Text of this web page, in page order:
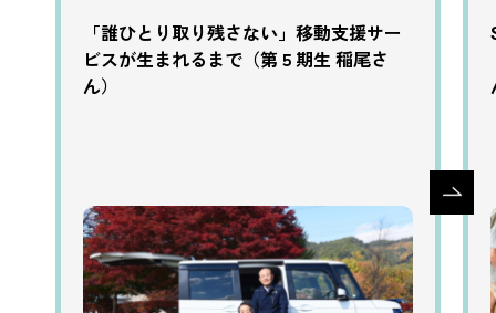
「誰ひとり取り残さない」移動支援サー
ビスが生まれるまで（第５期生 稲尾さ
ん）